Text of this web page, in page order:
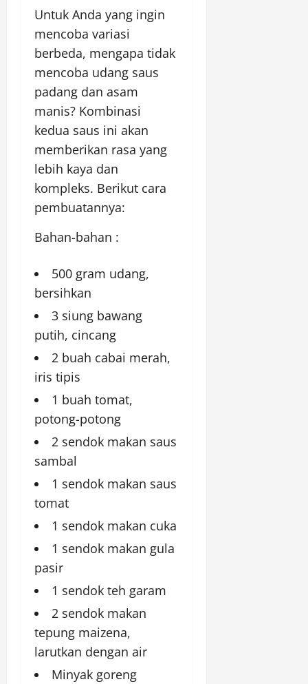
Untuk Anda yang ingin
mencoba variasi
berbeda, mengapa tidak
mencoba udang saus
padang dan asam
manis? Kombinasi
kedua saus ini akan
memberikan rasa yang
lebih kaya dan
kompleks. Berikut cara
pembuatannya:
Bahan-bahan :
500 gram udang,
bersihkan
3 siung bawang
putih, cincang
2 buah cabai merah,
iris tipis
1 buah tomat,
potong-potong
2 sendok makan saus
sambal
1 sendok makan saus
tomat
1 sendok makan cuka
1 sendok makan gula
pasir
1 sendok teh garam
2 sendok makan
tepung maizena,
larutkan dengan air
Minyak goreng